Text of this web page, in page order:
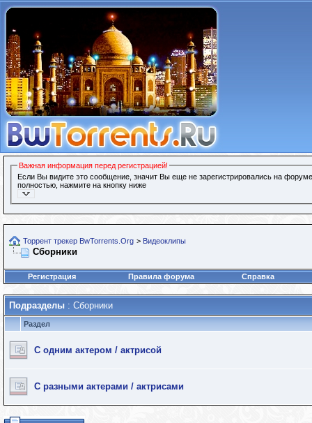
Важная информация перед регистрацией!
Если Вы видите это сообщение, значит Вы еще не зарегистрировались на
полностью, нажмите на кнопку ниже
Торрент трекер BwTorrents.Org > Видеоклипы
Сборники
Регистрация Правила форума Справка
Подразделы : Сборники
Раздел
С одним актером / актрисой
С разными актерами / актрисами